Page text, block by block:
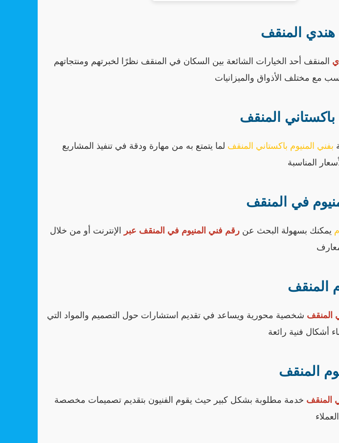
هندي المنقف
المنقف أحد الخيارات الشائعة بين السكان في المنقف نظرًا لخبرتهم ومنتجاتهم
مع مختلف الأذواق والميزانيات
باكستاني المنقف
بفني المنيوم باكستاني المنقف لما يتمتع به من مهارة ودقة في تنفيذ المشاريع
المناسبة
في المنقف
يمكنك بسهولة البحث عن رقم فني المنيوم في المنقف عبر الإنترنت أو من خلال
المنقف
المنقف شخصية محورية ويساعد في تقديم استشارات حول التصميم والمواد التي
أشكال فنية رائعة
المنقف
المنقف خدمة مطلوبة بشكل كبير حيث يقوم الفنيون بتقديم تصميمات مخصصة